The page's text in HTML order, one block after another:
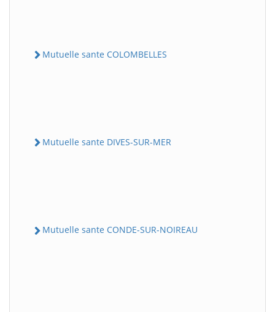
Mutuelle sante COLOMBELLES
Mutuelle sante DIVES-SUR-MER
Mutuelle sante CONDE-SUR-NOIREAU